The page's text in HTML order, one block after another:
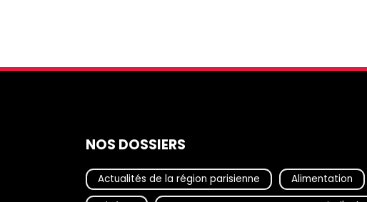
NOS DOSSIERS
Actualités de la région parisienne Alimentation